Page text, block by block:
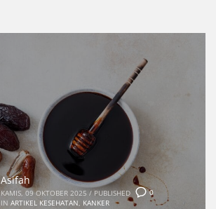
0
Asifah
KAMIS, 09 OKTOBER 2025 / PUBLISHED
IN ARTIKEL KESEHATAN, KANKER